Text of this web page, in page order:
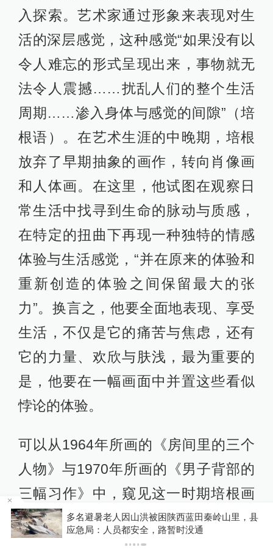
入探索。艺术家通过形象来表现对生
活的深层感觉，这种感觉“如果没有以
令人难忘的形式呈现出来，事物就无
法令人震撼……扰乱人们的整个生活
周期……渗入身体与感觉的间隙”（培
根语）。在艺术生涯的中晚期，培根
放弃了早期抽象的画作，转向肖像画
和人体画。在这里，他试图在观察日
常生活中找寻到生命的脉动与质感，
在特定的扭曲下再现一种独特的情感
体验与生活感觉，“并在原来的体验和
重新创造的体验之间保留最大的张
力”。换言之，他要全面地表现、享受
生活，不仅是它的痛苦与焦虑，还有
它的力量、欢欣与肤浅，最为重要的
是，他要在一幅画面中并置这些看似
悖论的体验。
可以从1964年所画的《房间里的三个
人物》与1970年所画的《男子背部的
三幅习作》中，窥见这一时期培根画
作的风格特点。在这六幅画作中，更
自然的黄灰色与大地色取代了早期充
你有权知道更多
下载澎湃新闻客户端